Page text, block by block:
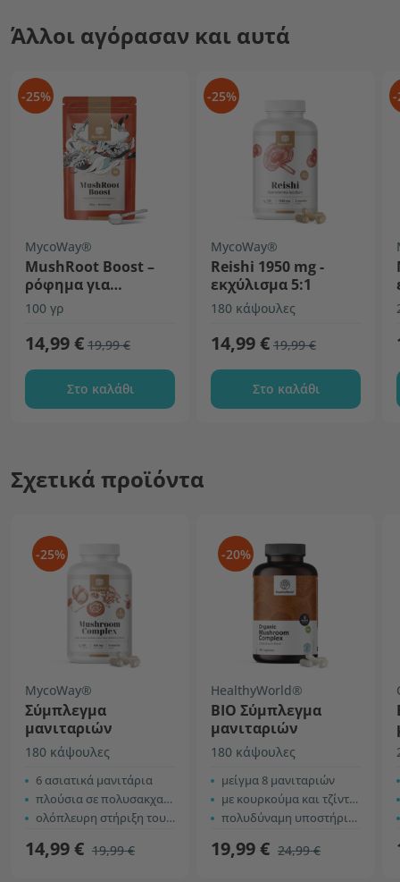
Άλλοι αγόρασαν και αυτά
-25%
MycoWay®
MushRoot Boost –
ρόφημα για
πνευματική
απόδοση
100 γρ
14,99 € 19,99 €
Στο καλάθι
-25%
MycoWay®
Reishi 1950 mg -
εκχύλισμα 5:1
180 κάψουλες
14,99 € 19,99 €
Στο καλάθι
-
Σχετικά προϊόντα
-25%
MycoWay®
Σύμπλεγμα
μανιταριών
180 κάψουλες
6 ασιατικά μανιτάρια
πλούσια σε πολυσακχαρίτες
ολόπλευρη στήριξη του σώματος
14,99 € 19,99 €
-20%
HealthyWorld®
BIO Σύμπλεγμα
μανιταριών
180 κάψουλες
μείγμα 8 μανιταριών
με κουρκούμα και τζίντζερ
πολυδύναμη υποστήριξη του σώματος
19,99 € 24,99 €